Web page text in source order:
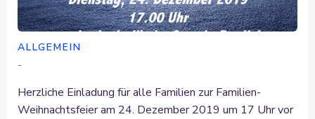
ALLGEMEIN
-
Herzliche Einladung für alle Familien zur Familien-
Weihnachtsfeier am 24. Dezember 2019 um 17 Uhr vor